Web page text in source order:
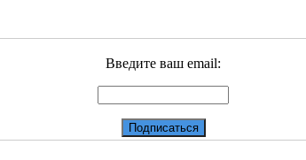
Введите ваш email: